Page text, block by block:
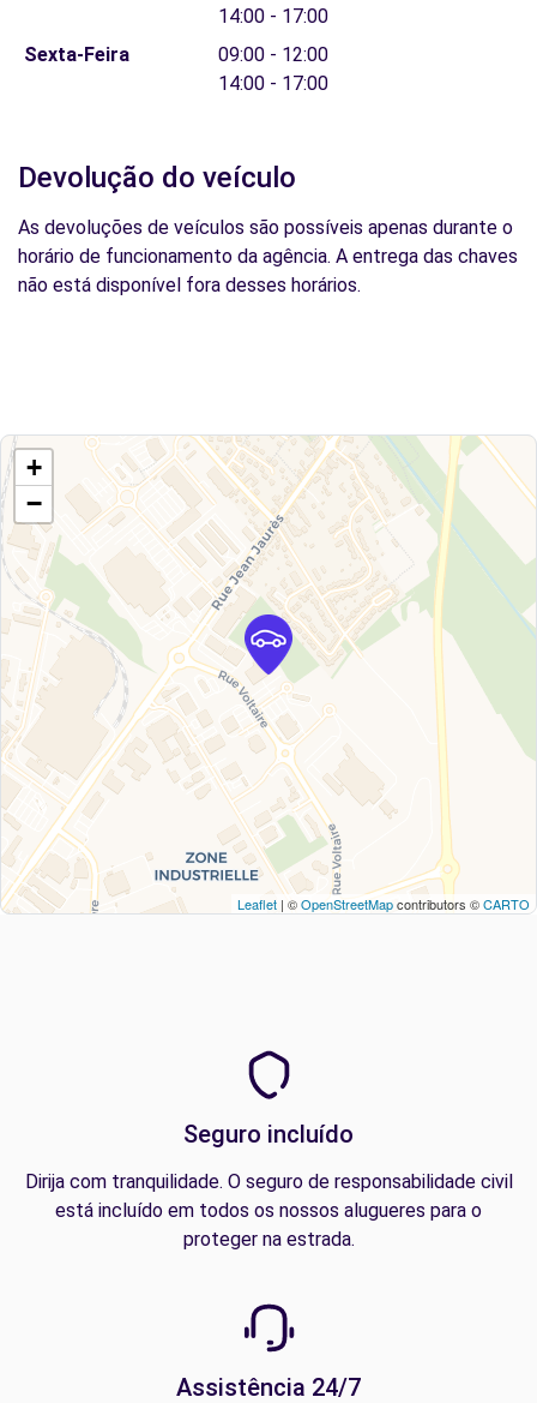
14:00 - 17:00
Sexta-Feira
09:00 - 12:00
14:00 - 17:00
Devolução do veículo
As devoluções de veículos são possíveis apenas durante o
horário de funcionamento da agência. A entrega das chaves
não está disponível fora desses horários.
+
−
Leaflet | ©OpenStreetMapcontributors ©CARTO
Seguro incluído
Dirija com tranquilidade. O seguro de responsabilidade civil
está incluído em todos os nossos alugueres para o
proteger na estrada.
Assistência 24/7